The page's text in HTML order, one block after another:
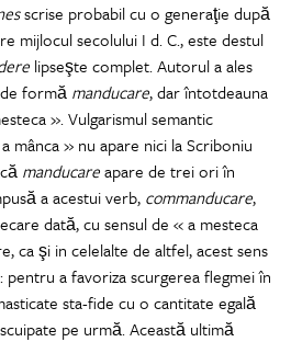
scrise probabil cu o generaţie după
mijlocul secolului I d. C., este destul
lipseşte complet. Autorul a ales
formă manducare, dar întotdeauna
». Vulgarismul semantic
mânca » nu apare nici la Scriboniu
manducareapare de trei ori în
a acestui verb, commanducare,
dată, cu sensul de « a mesteca
ca şi in celelalte de altfel, acest sens
a favoriza scurgerea flegmei în
sta-fide cu o cantitate egală
pe urmă. Această ultimă